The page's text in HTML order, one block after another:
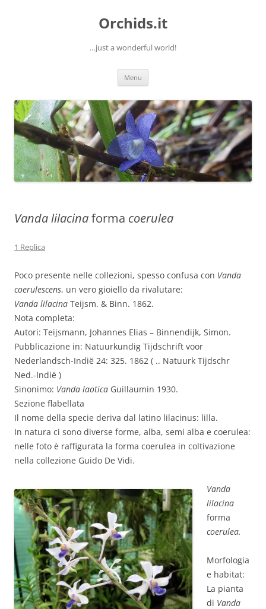
Orchids.it
…just a wonderful world!
Menu
Vanda lilacinaforma coerulea
1 Replica
Poco presente nelle collezioni, spesso confusa con Vanda
coerulescens, un vero gioiello da rivalutare:
Vanda lilacina Teijsm. & Binn. 1862.
Nota completa:
Autori: Teijsmann, Johannes Elias – Binnendijk, Simon.
Pubblicazione in: Natuurkundig Tijdschrift voor
Nederlandsch-Indië 24: 325. 1862 ( .. Natuurk Tijdschr
Ned.-Indië )
Sinonimo: Vanda laotica Guillaumin 1930.
Sezione flabellata
Il nome della specie deriva dal latino lilacinus: lilla.
In natura ci sono diverse forme, alba, semi alba e coerulea:
nelle foto è raffigurata la forma coerulea in coltivazione
nella collezione Guido De Vidi.
Vanda
lilacina
forma
coerulea.
Morfologia
e habitat:
La pianta
di Vanda